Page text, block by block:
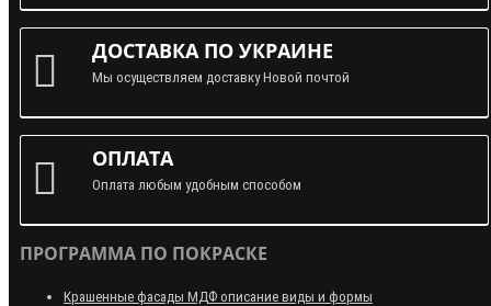
ДОСТАВКА ПО УКРАИНЕ
Мы осуществляем доставку Новой почтой
ОПЛАТА
Оплата любым удобным способом
ПРОГРАММА ПО ПОКРАСКЕ
Крашенные фасады МДФ описание виды и формы